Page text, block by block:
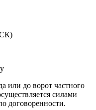
или до ворот частного
силами
договоренности.